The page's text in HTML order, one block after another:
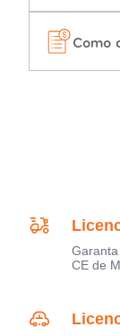
Como
CE de